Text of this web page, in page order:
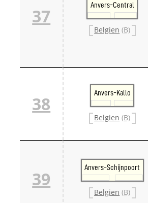
37
Anvers-Central
Belgien (B)
38
Anvers-Kallo
Belgien (B)
39
Anvers-Schijnpoort
Belgien (B)